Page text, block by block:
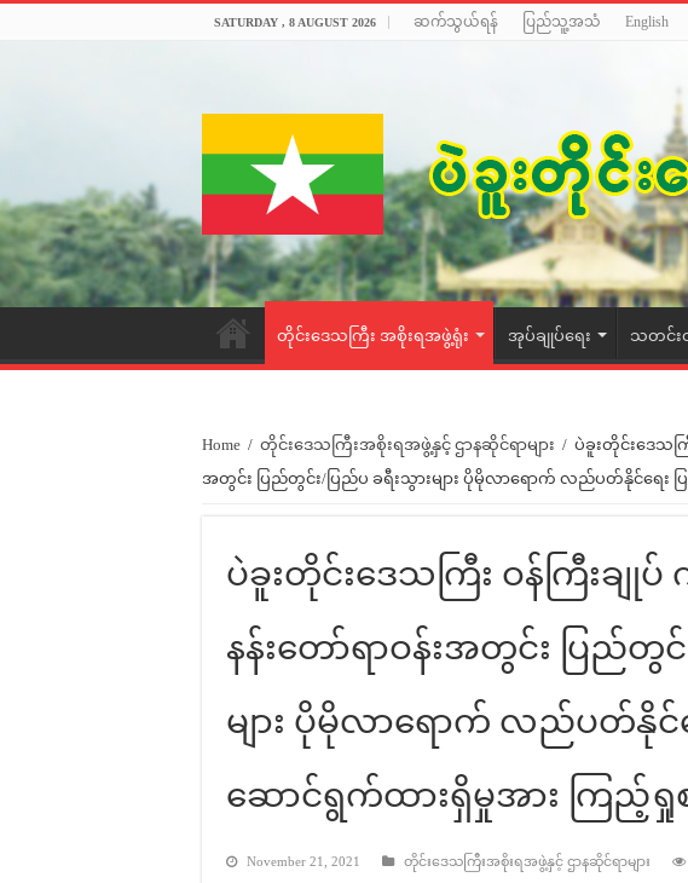
SATURDAY , 8 AUGUST 2026 ဆက်သွယ်ရန် ပြည်သူ့အသံ English
တိုင်းဒေသကြီး အစိုးရအဖွဲ့ရုံး အုပ်ချုပ်ရေး သတင်းထု
Home / တိုင်းဒေသကြီးအစိုးရအဖွဲ့နှင့် ဌာနဆိုင်ရာများ / ပဲခူးတိုင်းဒေသကြီ
အတွင်း ပြည်တွင်း/ပြည်ပ ခရီးသွားများ ပိုမိုလာရောက် လည်ပတ်နိုင်ရေး
ပဲခူးတိုင်းဒေသကြီး ဝန်ကြီးချုပ်
နန်းတော်ရာဝန်းအတွင်း ပြည်တွင်
များ ပိုမိုလာရောက် လည်ပတ်နိုင်
ဆောင်ရွက်ထားရှိမှုအား ကြည့်ရှု
November 21, 2021 တိုင်းဒေသကြီးအစိုးရအဖွဲ့နှင့် ဌာနဆိုင်ရာများ